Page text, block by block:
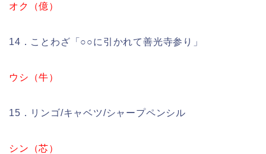
オク（億）
14．ことわざ「○○に引かれて善光寺参り」
ウシ（牛）
15．リンゴ/キャベツ/シャープペンシル
シン（芯）